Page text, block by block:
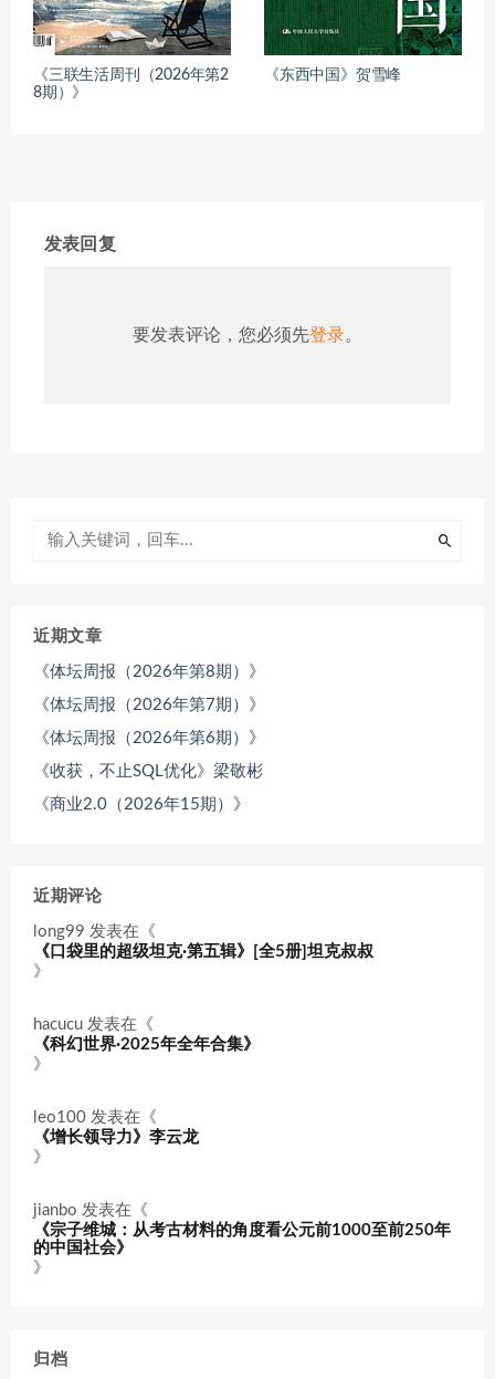
《三联生活周刊（2026年第2
8期）》
《东西中国》贺雪峰
发表回复
要发表评论，您必须先登录。
近期文章
《体坛周报（2026年第8期）》
《体坛周报（2026年第7期）》
《体坛周报（2026年第6期）》
《收获，不止SQL优化》梁敬彬
《商业2.0（2026年15期）》
近期评论
long99 发表在《
《口袋里的超级坦克·第五辑》[全5册]坦克叔叔
》
hacucu 发表在《
《科幻世界·2025年全年合集》
》
leo100 发表在《
《增长领导力》李云龙
》
jianbo 发表在《
《宗子维城：从考古材料的角度看公元前1000至前250年
的中国社会》
》
归档